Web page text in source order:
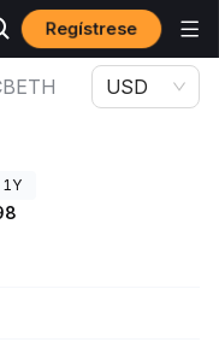
Regístrese
v3 cbETH ACBETH
USD
1Y